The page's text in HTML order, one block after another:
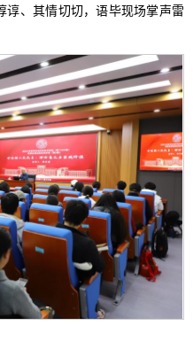
谆、其情切切，语毕现场掌声雷